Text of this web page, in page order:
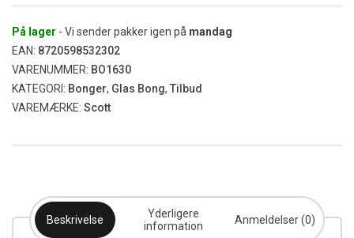
cm
antal
På lager - Vi sender pakker igen på mandag
EAN: 8720598532302
VARENUMMER: BO1630
KATEGORI: Bonger, Glas Bong, Tilbud
VAREMÆRKE: Scott
Beskrivelse
Yderligere
information
Anmeldelser (0)